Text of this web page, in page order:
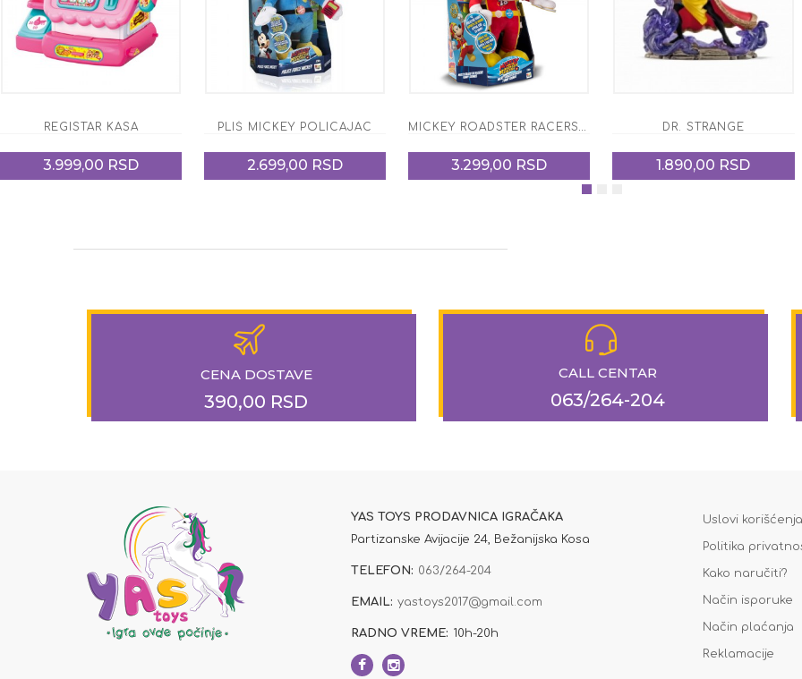
REGISTAR KASA
3.999,00 RSD
PLIŠ MICKEY POLICAJAC
2.699,00 RSD 3.299,00 RSD
DR. STRANGE
1.890,00 RSD
CENA DOSTAVE
390,00 RSD
CALL CENTAR
063/264-204
YAS TOYS PRODAVNICA IGRAČAKA
Partizanske Avijacije 24, Bežanijska Kosa
TELEFON: 063/264-204
EMAIL: yastoys2017@gmail.com
RADNO VREME: 10h-20h
Uslovi korišćenja
Politika
Kako naručiti?
Način isporuke
Način plaćanja
Reklamacije